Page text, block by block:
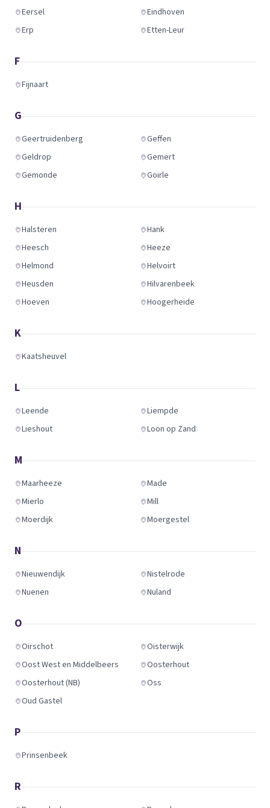
Eersel
Eindhoven
Erp
Etten-Leur
F
Fijnaart
G
Geertruidenberg
Geffen
Geldrop
Gemert
Gemonde
Goirle
H
Halsteren
Hank
Heesch
Heeze
Helmond
Helvoirt
Heusden
Hilvarenbeek
Hoeven
Hoogerheide
K
Kaatsheuvel
L
Leende
Liempde
Lieshout
Loon op Zand
M
Maarheeze
Made
Mierlo
Mill
Moerdijk
Moergestel
N
Nieuwendijk
Nistelrode
Nuenen
Nuland
O
Oirschot
Oisterwijk
Oost West en Middelbeers
Oosterhout
Oosterhout (NB)
Oss
Oud Gastel
P
Prinsenbeek
R